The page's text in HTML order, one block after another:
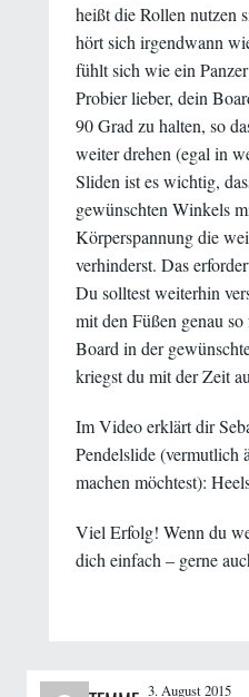
heißt die Rollen nutzen
hört sich irgendwann
fühlt sich wie ein
Probier lieber, dein
90 Grad zu halten, so
weiter drehen (egal in
Sliden ist es wichtig,
gewünschten Winkels
Körperspannung die
verhinderst. Das
Du solltest weiterhin
mit den Füßen genau
Board in der
kriegst du mit der Zeit
Im Video erklärt dir
Pendelslide (vermutlich
machen möchtest):
Viel Erfolg! Wenn du
dich einfach – gerne
3. August 2015